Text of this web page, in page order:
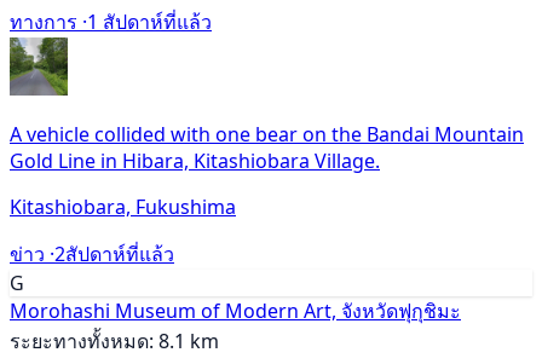
ทางการ ·1 สัปดาห์ที่แล้ว
A vehicle collided with one bear on the Bandai Mountain
Gold Line in Hibara, Kitashiobara Village.
Kitashiobara, Fukushima
ข่าว ·2สัปดาห์ที่แล้ว
G
Morohashi Museum of Modern Art, จังหวัดฟุกุชิมะ
ระยะทางทั้งหมด: 8.1 km